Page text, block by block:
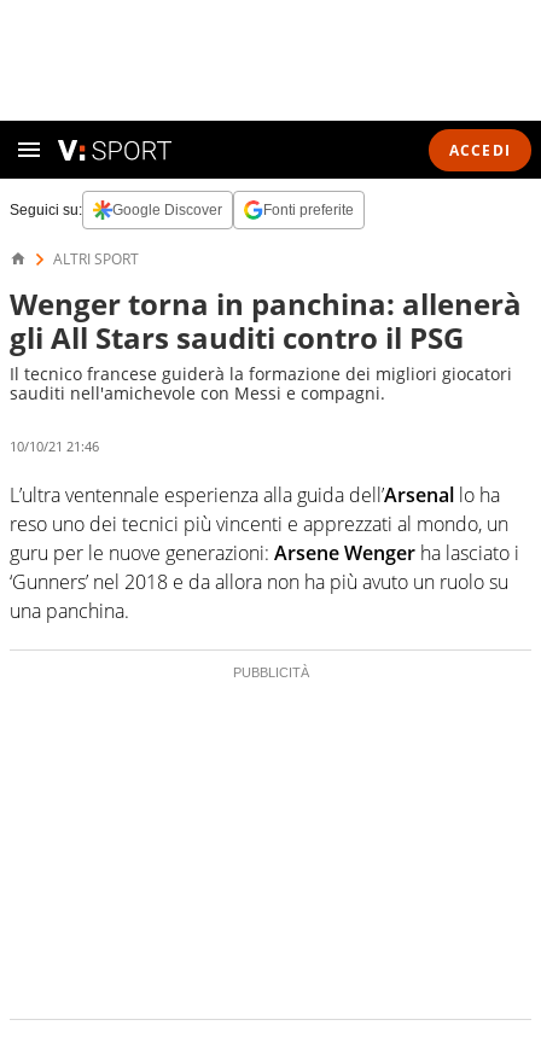
ACCEDI
Seguici su: Google Discover Fonti preferite
ALTRI SPORT
Wenger torna in panchina: allenerà
gli All Stars sauditi contro il PSG
Il tecnico francese guiderà la formazione dei migliori giocatori
sauditi nell'amichevole con Messi e compagni.
10/10/21 21:46
L’ultra ventennale esperienza alla guida dell’Arsenal lo ha
reso uno dei tecnici più vincenti e apprezzati al mondo, un
guru per le nuove generazioni: Arsene Wenger ha lasciato i
‘Gunners’ nel 2018 e da allora non ha più avuto un ruolo su
una panchina.